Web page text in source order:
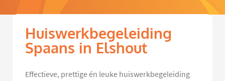
Huiswerkbegeleiding
Spaans in Elshout
Effectieve, prettige én leuke huiswerkbegeleiding